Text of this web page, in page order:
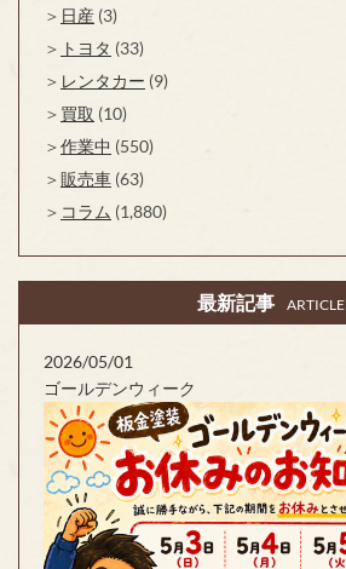
日産 (3)
トヨタ (33)
レンタカー (9)
買取 (10)
作業中 (550)
販売車 (63)
コラム (1,880)
最新記事 ARTICLE
2026/05/01
ゴールデンウィーク